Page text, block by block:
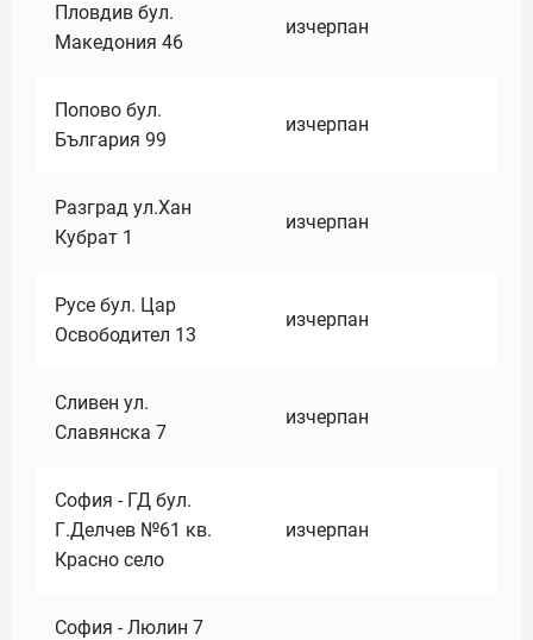
Пловдив бул.
Македония 46
изчерпан
Попово бул.
България 99
изчерпан
Разград ул.Хан
Кубрат 1
изчерпан
Русе бул. Цар
Освободител 13
изчерпан
Сливен ул.
Славянска 7
изчерпан
София - ГД бул.
Г.Делчев №61 кв.
Красно село
изчерпан
София - Люлин 7